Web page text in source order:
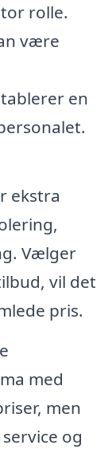
rolle.
være
en
ekstra
Vælger
vil det
pris.
med
men
og